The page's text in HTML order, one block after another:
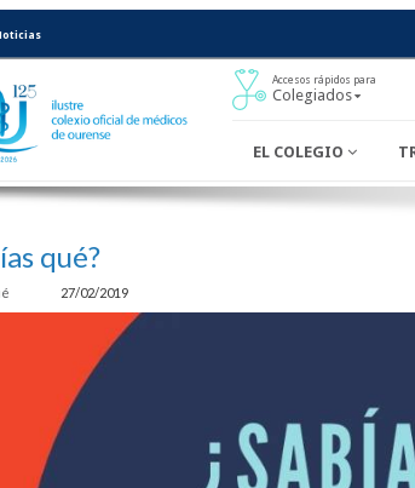
Accesos rápidos para
Colegiados
EL COLEGIO
qué?
27/02/2019